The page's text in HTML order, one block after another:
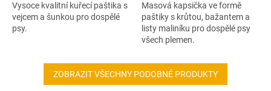
Vysoce kvalitní kuřecí paštika s
vejcem a šunkou pro dospělé
psy.
Masová kapsička ve formě
paštiky s krůtou, bažantem a
listy maliníku pro dospělé psy
všech plemen.
ZOBRAZIT VŠECHNY PODOBNÉ PRODUKTY